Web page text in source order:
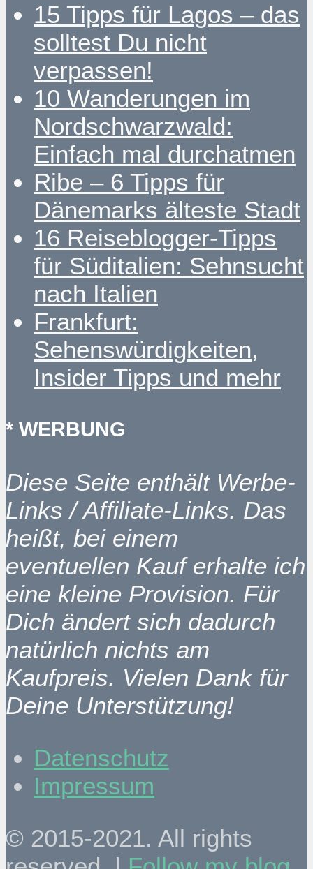
15 Tipps für Lagos – das
solltest Du nicht
verpassen!
10 Wanderungen im
Nordschwarzwald:
Einfach mal durchatmen
Ribe – 6 Tipps für
Dänemarks älteste Stadt
16 Reiseblogger-Tipps
für Süditalien: Sehnsucht
nach Italien
Frankfurt:
Sehenswürdigkeiten,
Insider Tipps und mehr
* WERBUNG
Diese Seite enthält Werbe-
Links / Affiliate-Links. Das
heißt, bei einem
eventuellen Kauf erhalte ich
eine kleine Provision. Für
Dich ändert sich dadurch
natürlich nichts am
Kaufpreis. Vielen Dank für
Deine Unterstützung!
Datenschutz
Impressum
© 2015-2021. All rights